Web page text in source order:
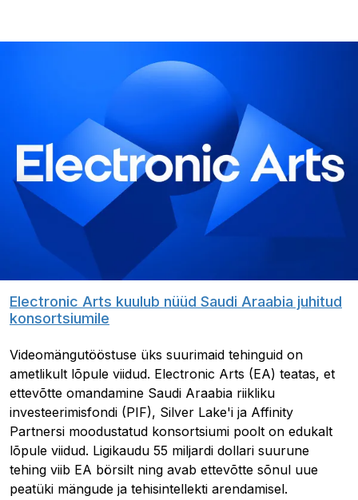
Electronic Arts kuulub nüüd Saudi Araabia juhitud
konsortsiumile
Videomängutööstuse üks suurimaid tehinguid on
ametlikult lõpule viidud. Electronic Arts (EA) teatas, et
ettevõtte omandamine Saudi Araabia riikliku
investeerimisfondi (PIF), Silver Lake'i ja Affinity
Partnersi moodustatud konsortsiumi poolt on edukalt
lõpule viidud. Ligikaudu 55 miljardi dollari suurune
tehing viib EA börsilt ning avab ettevõtte sõnul uue
peatüki mängude ja tehisintellekti arendamisel.